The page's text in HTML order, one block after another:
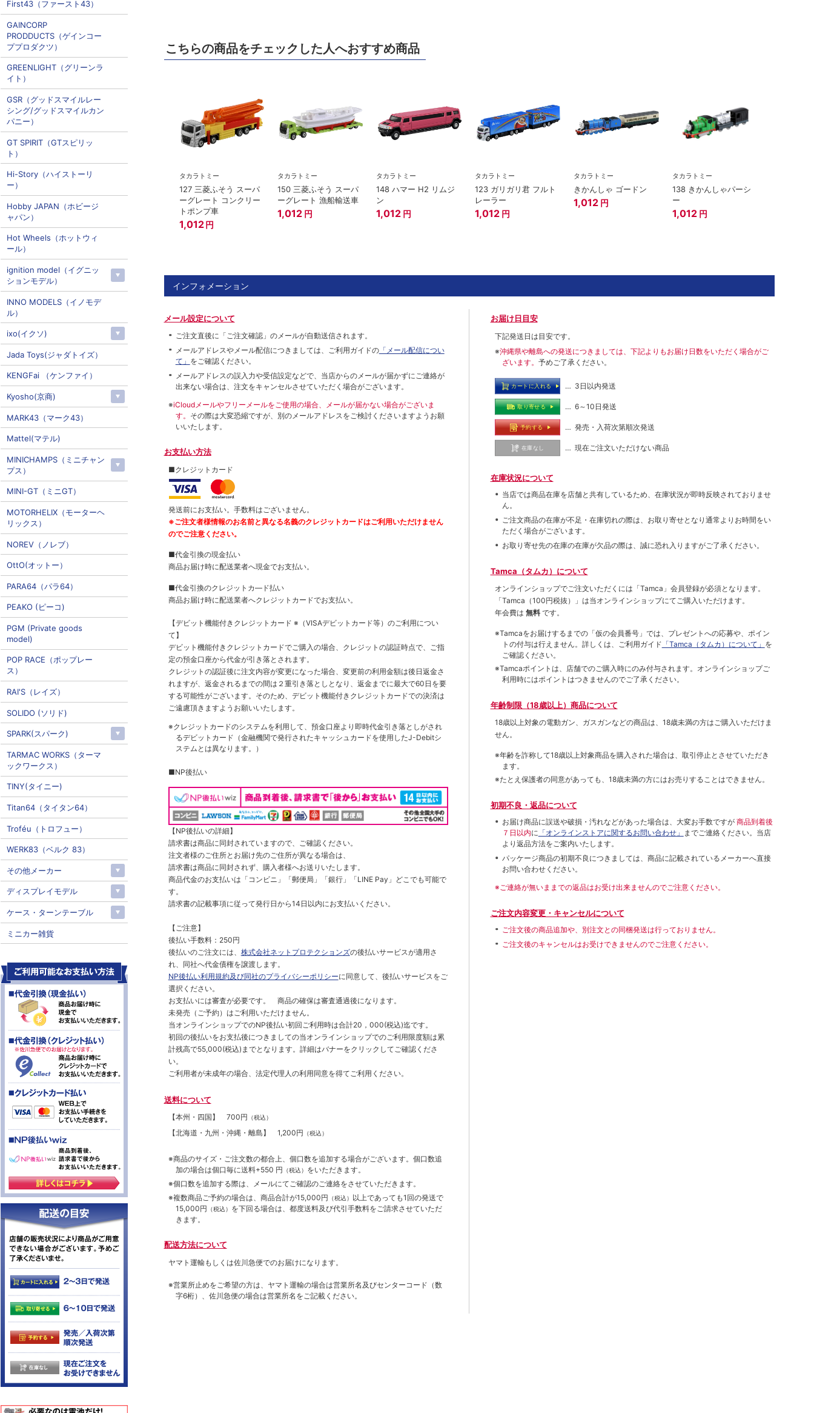
こちらの商品をチェックした人へおすすめ商品
タカラトミー
127 三菱ふそう スーパ
ーグレート コンクリー
トポンプ車
1,012 円
タカラトミー
150 三菱ふそう スーパ
ーグレート 漁船輸送車
1,012 円
タカラトミー
148 ハマー H2 リムジ
ン
1,012 円
タカラトミー
123 ガリガリ君 フルト
レーラー
1,012 円
タカラトミー
きかんしゃ ゴードン
1,012 円
タカラトミー
138 きかんしゃパーシ
ー
1,012 円
インフォメーション
メール設定について
ご注文直後に「ご注文確認」のメールが自動送信されます。
メールアドレスやメール配信につきましては、ご利用ガイドの「メール配信につい
て」 をご確認ください。
メールアドレスの誤入力や受信設定などで、当店からのメールが届かずにご連絡が
出来ない場合は、注文をキャンセルさせていただく場合がございます。
※iCloudメールやフリーメールをご使用の場合、メールが届かない場合がございま
す。 その際は大変恐縮ですが、別のメールアドレスをご検討くださいますようお願
いいたします。
お支払い方法
■クレジットカード
発送前にお支払い。手数料はございません。
※ご注文者様情報のお名前と異なる名義のクレジットカードはご利用いただけません
のでご注意ください。
■代金引換の現金払い
商品お届け時に配送業者へ現金でお支払い。
■代金引換のクレジットカ―ド払い
商品お届け時に配送業者へクレジットカードでお支払い。
【デビット機能付きクレジットカード ※（VISAデビットカード等） のご利用につい
て】
デビット機能付きクレジットカードでご購入の場合、クレジットの認証時点で、ご指
定の預金口座から代金が引き落とされます。
クレジットの認証後に注文内容が変更になった場合、変更前の利用金額は後日返金さ
れますが、返金されるまでの間は２重引き落としとなり、返金までに最大で60日を要
する可能性がございます。そのため、デビット機能付きクレジットカードでの決済は
ご遠慮頂きますようお願いいたします。
※クレジットカードのシステムを利用して、預金口座より即時代金引き落としがされ
るデビットカード（金融機関で発行されたキャッシュカードを使用したJ-Debitシ
ステムとは異なります。）
■NP後払い
【NP後払いの詳細】
請求書は商品に同封されていますので、ご確認ください。
注文者様のご住所とお届け先のご住所が異なる場合は、
請求書は商品に同封されず、購入者様へお送りいたします。
商品代金のお支払いは「コンビニ」「郵便局」「銀行」「LINE Pay」どこでも可能で
す。
請求書の記載事項に従って発行日から14日以内にお支払いください。
【ご注意】
後払い手数料：250円
後払いのご注文には、 株式会社ネットプロテクションズの後払いサービスが適用さ
れ、同社へ代金債権を譲渡します。
NP後払い利用規約及び同社のプライバシーポリシーに同意して、後払いサービスをご
選択ください。
お支払いには審査が必要です。 商品の確保は審査通過後になります。
未発売（ご予約）はご利用いただけません。
当オンラインショップでのNP後払い初回ご利用時は合計20，000(税込)迄です。
初回の後払いをお支払後につきましての当オンラインショップでのご利用限度額は累
計残高で55,000(税込)までとなります。詳細はバナーをクリックしてご確認くださ
い。
ご利用者が未成年の場合、法定代理人の利用同意を得てご利用ください。
送料について
【本州・四国】 700円 （税込）
【北海道・九州・沖縄・離島】 1,200円 （税込）
※商品のサイズ・ご注文数の都合上、個口数を追加する場合がございます。個口数追
加の場合は個口毎に送料+550 円 （税込） をいただきます。
※個口数を追加する際は、メールにてご確認のご連絡をさせていただきます。
※複数商品ご予約の場合は、商品合計が15,000円 （税込） 以上であっても1回の発送で
15,000円 （税込） を下回る場合は、都度送料及び代引手数料をご請求させていただ
きます。
配送方法について
ヤマト運輸もしくは佐川急便でのお届けになります。
※営業所止めをご希望の方は、ヤマト運輸の場合は営業所名及びセンターコード（数
字6桁）、佐川急便の場合は営業所名をご記載ください。
お届け日目安
下記発送日は目安です。
※沖縄県や離島への発送につきましては、下記よりもお届け日数をいただく場合がご
ざいます。 予めご了承ください。
カートに入れる … 3日以内発送
取り寄せる … 6～10日発送
予約する … 発売・入荷次第順次発送
在庫なし … 現在ご注文いただけない商品
在庫状況について
当店では商品在庫を店舗と共有しているため、在庫状況が即時反映されておりませ
ん。
ご注文商品の在庫が不足・在庫切れの際は、お取り寄せとなり通常よりお時間をい
ただく場合がございます。
お取り寄せ先の在庫の在庫が欠品の際は、誠に恐れ入りますがご了承ください。
Tamca（タムカ）について
オンラインショップでご注⽂いただくには「Tamca」会員登録が必須となります。
「Tamca （100円税抜）
」は当オンラインショップにてご購⼊いただけます。
年会費は 無料 です。
※Tamcaをお届けするまでの「仮の会員番号」では、プレゼントへの応募や、ポイン
トの付与は⾏えません。詳しくは、ご利⽤ガイド 「Tamca（タムカ）について」 を
ご確認ください。
※Tamcaポイントは、店舗でのご購⼊時にのみ付与されます。オンラインショップご
利用時にはポイントはつきませんのでご了承ください。
年齢制限（18歳以上）商品について
18歳以上対象の電動ガン、ガスガンなどの商品は、18歳未満の方はご購入いただけま
せん。
※年齢を詐称して18歳以上対象商品を購入された場合は、取引停止とさせていただき
ます。
※たとえ保護者の同意があっても、18歳未満の方にはお売りすることはできません。
初期不良・返品について
お届け商品に誤送や破損・汚れなどがあった場合は、大変お手数ですが 商品到着後
７日以内に 「オンラインストアに関するお問い合わせ」 までご連絡ください。当店
より返品方法をご案内いたします。
パッケージ商品の初期不良につきましては、商品に記載されているメーカーへ直接
お問い合わせください。
※ご連絡が無いままでの返品はお受け出来ませんのでご注意ください。
ご注文内容変更・キャンセルについて
ご注文後の商品追加や、別注文との同梱発送は行っておりません。
ご注文後のキャンセルはお受けできませんのでご注意ください。
First43（ファースト43）
GAINCORP
PRODDUCTS（ゲインコー
ププロダクツ）
GREENLIGHT（グリーンラ
イト）
GSR（グッドスマイルレー
シング/グッドスマイルカン
パニー）
GT SPIRIT（GTスピリッ
ト）
Hi-Story（ハイストーリ
ー）
Hobby JAPAN（ホビージ
ャパン）
Hot Wheels（ホットウィ
ール）
ignition model（イグニッ
ションモデル）
INNO MODELS（イノモデ
ル）
ixo(イクソ)
Jada Toys(ジャダトイズ）
KENGFai （ケンファイ）
Kyosho(京商)
MARK43（マーク43）
Mattel(マテル)
MINICHAMPS（ミニチャン
プス）
MINI-GT（ミニGT）
MOTORHELIX（モーターヘ
リックス）
NOREV（ノレブ）
OttO(オットー）
PARA64（パラ64）
PEAKO (ピーコ)
PGM (Private goods
model)
POP RACE（ポップレー
ス）
RAI'S（レイズ）
SOLIDO (ソリド)
SPARK(スパーク)
TARMAC WORKS（ターマ
ックワークス）
TINY(タイニー)
Titan64（タイタン64）
Troféu（トロフュー）
WERK83（ベルク 83）
その他メーカー
ディスプレイモデル
ケース・ターンテーブル
ミニカー雑貨